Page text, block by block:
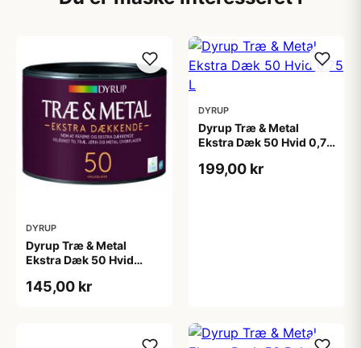
DYRUP
Dyrup Træ & Metal
Ekstra Dæk 50 Hvid
145,00 kr
DYRUP
Dyrup Træ & Metal
Ekstra Dæk 50 Hvid 0,75
199,00 kr